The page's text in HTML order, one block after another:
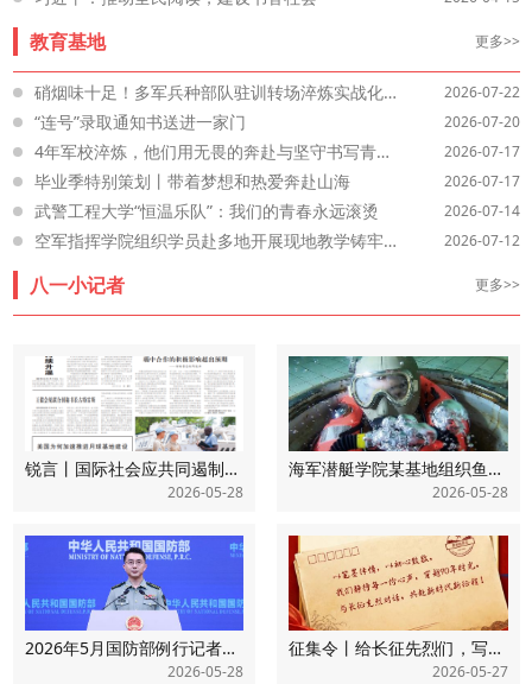
教育基地 更多>>
硝烟味十足！多军兵种部队驻训转场淬炼实战化本领 2026-07-22
“连号”录取通知书送进一家门 2026-07-20
4年军校淬炼，他们用无畏的奔赴与坚守书写青春答卷 2026-07-17
毕业季特别策划丨带着梦想和热爱奔赴山海 2026-07-17
武警工程大学“恒温乐队”：我们的青春永远滚烫 2026-07-14
空军指挥学院组织学员赴多地开展现地教学铸牢胜战之魂 2026-07-12
八一小记者 更多>>
锐言丨国际社会应共同遏制日本军工产业扩张
2026-05-28
海军潜艇学院某基地组织鱼雷发射管逃生训练见闻
2026-05-28
2026年5月国防部例行记者会将于今日下午3时举行
2026-05-28
征集令丨给长征先烈们，写一封胜利的回信！
2026-05-27